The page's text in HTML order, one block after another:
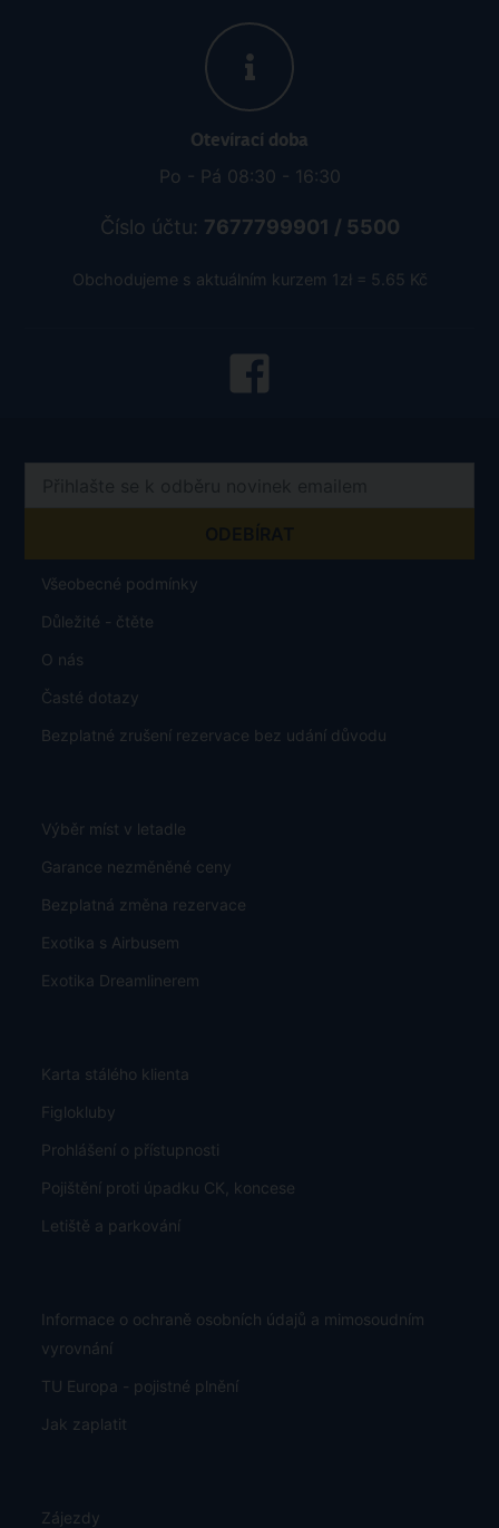
Otevírací doba
Po - Pá 08:30 - 16:30
Číslo účtu: 7677799901 / 5500
Obchodujeme s aktuálním kurzem 1zł = 5.65 Kč
Všeobecné podmínky
Důležité - čtěte
O nás
Časté dotazy
Bezplatné zrušení rezervace bez udání důvodu
Výběr míst v letadle
Garance nezměněné ceny
Bezplatná změna rezervace
Exotika s Airbusem
Exotika Dreamlinerem
Karta stálého klienta
Figlokluby
Prohlášení o přístupnosti
Pojištění proti úpadku CK, koncese
Letiště a parkování
Informace o ochraně osobních údajů a mimosoudním
vyrovnání
TU Europa - pojistné plnění
Jak zaplatit
Zájezdy